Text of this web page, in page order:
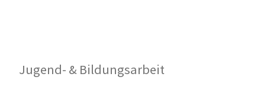
Jugend- & Bildungsarbeit